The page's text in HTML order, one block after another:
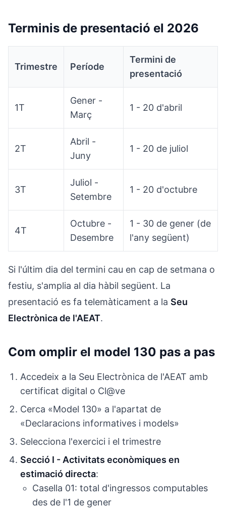
Terminis de presentació el 2026
Trimestre Període
Termini de
presentació
1T
Gener -
Març
1 - 20 d'abril
2T
Abril -
Juny
1 - 20 de juliol
3T
Juliol -
Setembre
1 - 20 d'octubre
4T
Octubre -
Desembre
1 - 30 de gener (de
l'any següent)
Si l'últim dia del termini cau en cap de setmana o
festiu, s'amplia al dia hàbil següent. La
presentació es fa telemàticament a la Seu
Electrònica de l'AEAT.
Com omplir el model 130 pas a pas
Accedeix a la Seu Electrònica de l'AEAT amb
certificat digital o Cl@ve
Cerca «Model 130» a l'apartat de
«Declaracions informatives i models»
Selecciona l'exercici i el trimestre
Secció I - Activitats econòmiques en
estimació directa:
Casella 01: total d'ingressos computables
des de l'1 de gener